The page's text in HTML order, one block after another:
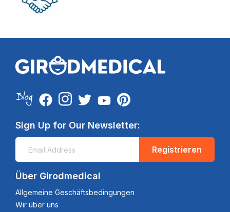
Sign Up for Our Newsletter:
Registrieren
Über Girodmedical
Allgemeine Geschäftsbedingungen
Wir über uns